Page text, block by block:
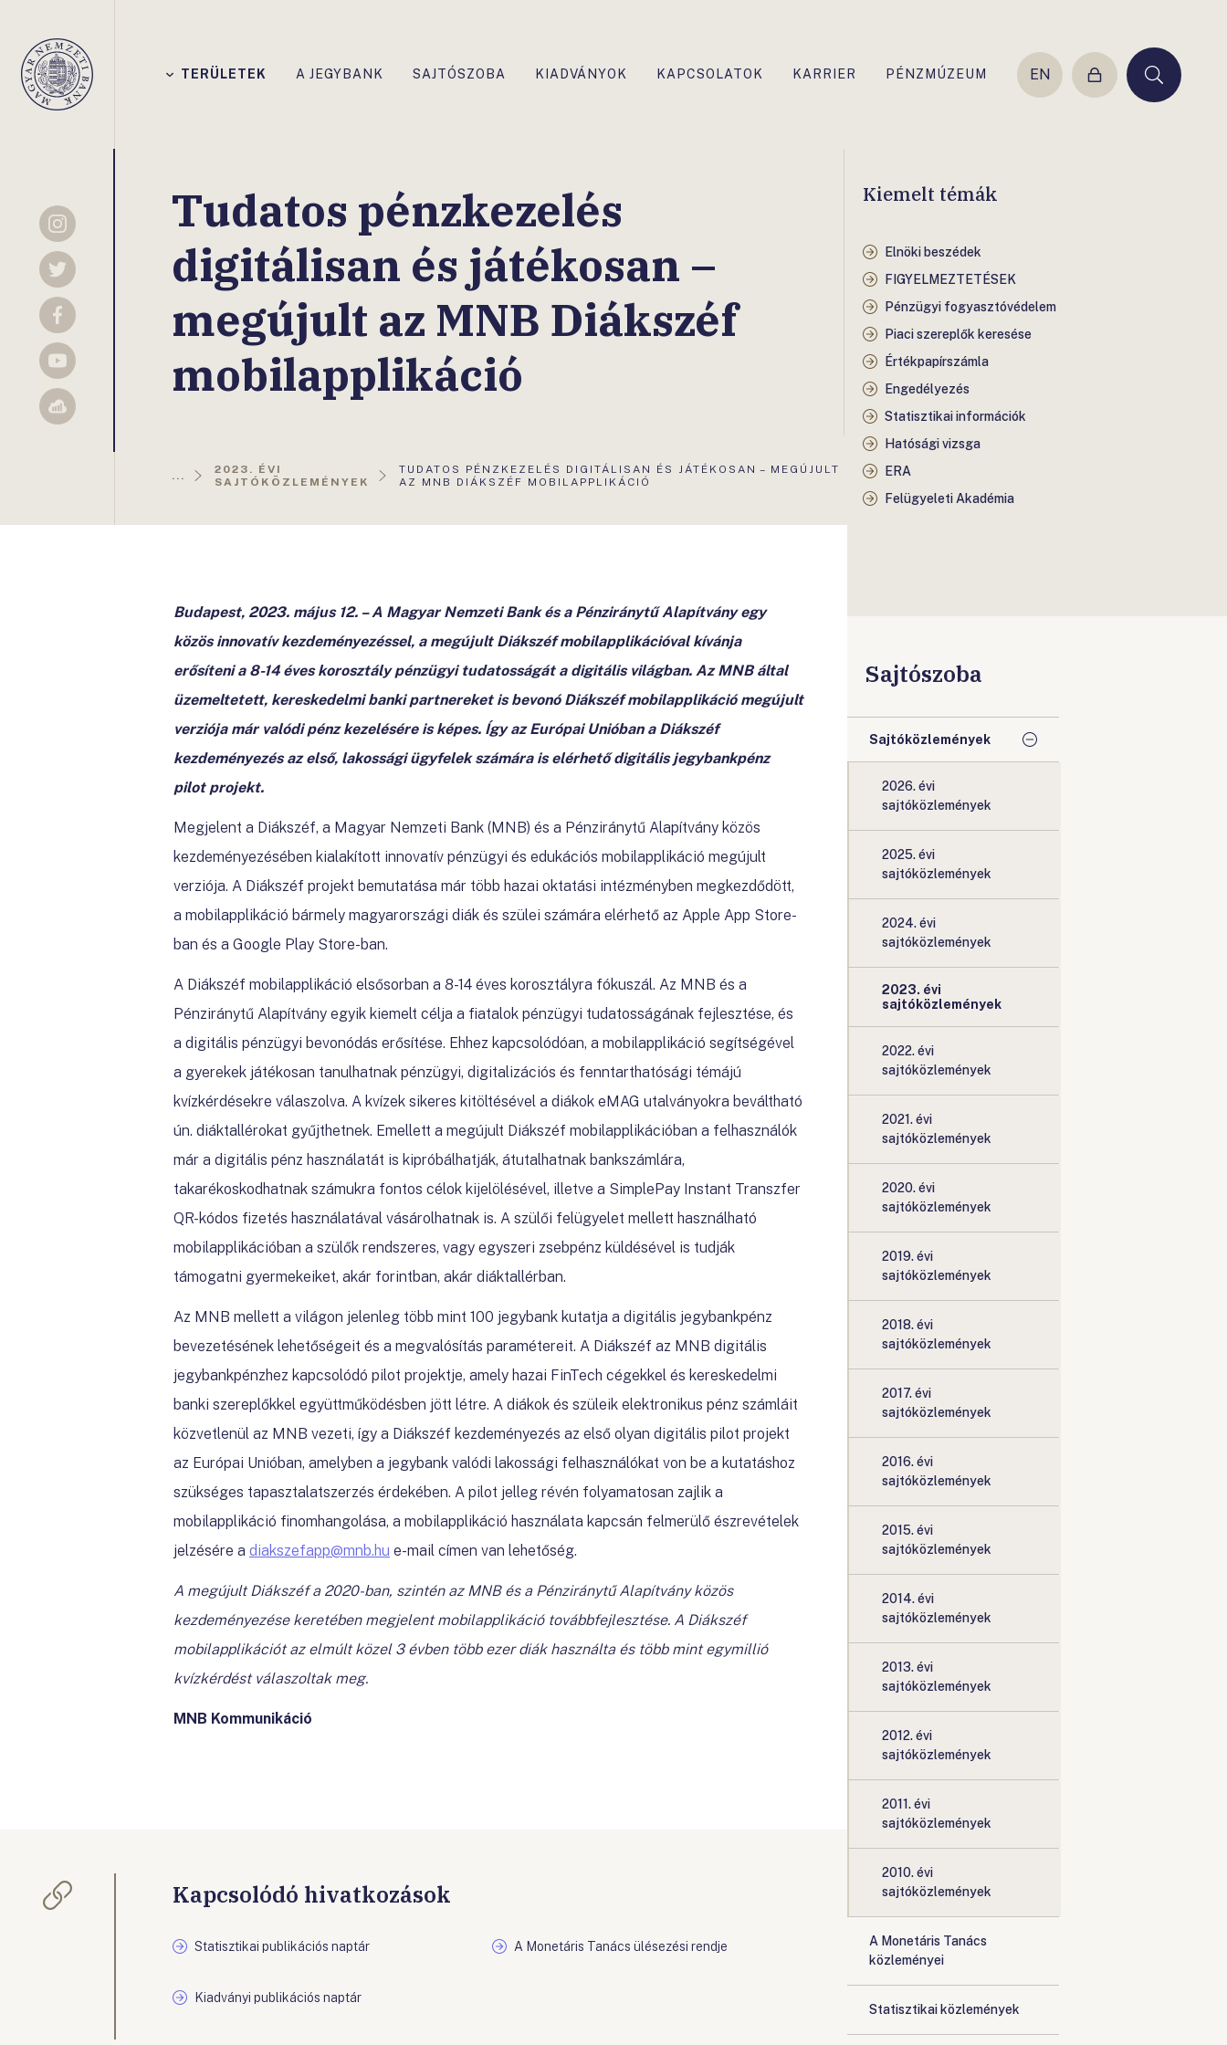
Magyar
Nemzeti
TERÜLETEK A JEGYBANK SAJTÓSZOBA KIADVÁNYOK KAPCSOLATOK KARRIER PÉNZMÚZEUM EN
Belépés Keresés
Instagram
Twitter
Facebook
YouTube
Sellsy
Tudatos pénzkezelés
digitálisan és játékosan –
megújult az MNB Diákszéf
mobilapplikáció
...
2023. ÉVI
SAJTÓKÖZLEMÉNYEK
AKTUÁLIS
OLDAL:
TUDATOS PÉNZKEZELÉS DIGITÁLISAN ÉS JÁTÉKOSAN – MEGÚJULT
AZ MNB DIÁKSZÉF MOBILAPPLIKÁCIÓ
Kiemelt témák
Elnöki beszédek
FIGYELMEZTETÉSEK
Pénzügyi fogyasztóvédelem
Piaci szereplők keresése
Értékpapírszámla
Engedélyezés
Statisztikai információk
Hatósági vizsga
ERA
Felügyeleti Akadémia
Budapest, 2023. május 12. – A Magyar Nemzeti Bank és a Pénziránytű Alapítvány egy
közös innovatív kezdeményezéssel, a megújult Diákszéf mobilapplikációval kívánja
erősíteni a 8-14 éves korosztály pénzügyi tudatosságát a digitális világban. Az MNB által
üzemeltetett, kereskedelmi banki partnereket is bevonó Diákszéf mobilapplikáció megújult
verziója már valódi pénz kezelésére is képes. Így az Európai Unióban a Diákszéf
kezdeményezés az első, lakossági ügyfelek számára is elérhető digitális jegybankpénz
pilot projekt.
Megjelent a Diákszéf, a Magyar Nemzeti Bank (MNB) és a Pénziránytű Alapítvány közös
kezdeményezésében kialakított innovatív pénzügyi és edukációs mobilapplikáció megújult
verziója. A Diákszéf projekt bemutatása már több hazai oktatási intézményben megkezdődött,
a mobilapplikáció bármely magyarországi diák és szülei számára elérhető az Apple App Store-
ban és a Google Play Store-ban.
A Diákszéf mobilapplikáció elsősorban a 8-14 éves korosztályra fókuszál. Az MNB és a
Pénziránytű Alapítvány egyik kiemelt célja a fiatalok pénzügyi tudatosságának fejlesztése, és
a digitális pénzügyi bevonódás erősítése. Ehhez kapcsolódóan, a mobilapplikáció segítségével
a gyerekek játékosan tanulhatnak pénzügyi, digitalizációs és fenntarthatósági témájú
kvízkérdésekre válaszolva. A kvízek sikeres kitöltésével a diákok eMAG utalványokra beváltható
ún. diáktallérokat gyűjthetnek. Emellett a megújult Diákszéf mobilapplikációban a felhasználók
már a digitális pénz használatát is kipróbálhatják, átutalhatnak bankszámlára,
takarékoskodhatnak számukra fontos célok kijelölésével, illetve a SimplePay Instant Transzfer
QR-kódos fizetés használatával vásárolhatnak is. A szülői felügyelet mellett használható
mobilapplikációban a szülők rendszeres, vagy egyszeri zsebpénz küldésével is tudják
támogatni gyermekeiket, akár forintban, akár diáktallérban.
Az MNB mellett a világon jelenleg több mint 100 jegybank kutatja a digitális jegybankpénz
bevezetésének lehetőségeit és a megvalósítás paramétereit. A Diákszéf az MNB digitális
jegybankpénzhez kapcsolódó pilot projektje, amely hazai FinTech cégekkel és kereskedelmi
banki szereplőkkel együttműködésben jött létre. A diákok és szüleik elektronikus pénz számláit
közvetlenül az MNB vezeti, így a Diákszéf kezdeményezés az első olyan digitális pilot projekt
az Európai Unióban, amelyben a jegybank valódi lakossági felhasználókat von be a kutatáshoz
szükséges tapasztalatszerzés érdekében. A pilot jelleg révén folyamatosan zajlik a
mobilapplikáció finomhangolása, a mobilapplikáció használata kapcsán felmerülő észrevételek
jelzésére a diakszefapp@mnb.hu e-mail címen van lehetőség.
A megújult Diákszéf a 2020-ban, szintén az MNB és a Pénziránytű Alapítvány közös
kezdeményezése keretében megjelent mobilapplikáció továbbfejlesztése. A Diákszéf
mobilapplikációt az elmúlt közel 3 évben több ezer diák használta és több mint egymillió
kvízkérdést válaszoltak meg.
MNB Kommunikáció
Kapcsolódó hivatkozások
Statisztikai publikációs naptár A Monetáris Tanács ülésezési rendje
Kiadványi publikációs naptár
Sajtószoba
Sajtóközlemények
2026. évi
sajtóközlemények
2025. évi
sajtóközlemények
2024. évi
sajtóközlemények
2023. évi
sajtóközlemények
2022. évi
sajtóközlemények
2021. évi
sajtóközlemények
2020. évi
sajtóközlemények
2019. évi
sajtóközlemények
2018. évi
sajtóközlemények
2017. évi
sajtóközlemények
2016. évi
sajtóközlemények
2015. évi
sajtóközlemények
2014. évi
sajtóközlemények
2013. évi
sajtóközlemények
2012. évi
sajtóközlemények
2011. évi
sajtóközlemények
2010. évi
sajtóközlemények
A Monetáris Tanács
közleményei
Statisztikai közlemények